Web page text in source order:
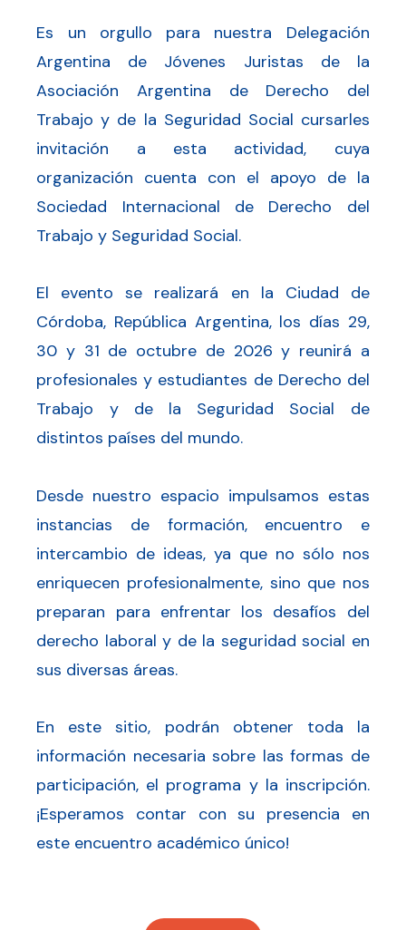
Es un orgullo para nuestra Delegación
Argentina de Jóvenes Juristas de la
Asociación Argentina de Derecho del
Trabajo y de la Seguridad Social cursarles
invitación a esta actividad, cuya
organización cuenta con el apoyo de la
Sociedad Internacional de Derecho del
Trabajo y Seguridad Social.
El evento se realizará en la Ciudad de
Córdoba, República Argentina, los días 29,
30 y 31 de octubre de 2026 y reunirá a
profesionales y estudiantes de Derecho del
Trabajo y de la Seguridad Social de
distintos países del mundo.
Desde nuestro espacio impulsamos estas
instancias de formación, encuentro e
intercambio de ideas, ya que no sólo nos
enriquecen profesionalmente, sino que nos
preparan para enfrentar los desafíos del
derecho laboral y de la seguridad social en
sus diversas áreas.
En este sitio, podrán obtener toda la
información necesaria sobre las formas de
participación, el programa y la inscripción.
¡Esperamos contar con su presencia en
este encuentro académico único!